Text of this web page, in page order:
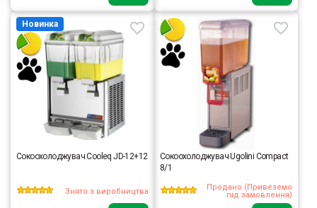
Новинка
Сокоохолоджувач Cooleq JD-12+12
Знято з виробництва
Сокоохолоджувач Ugolini Compact
8/1
Продано (Привеземо
під замовлення)